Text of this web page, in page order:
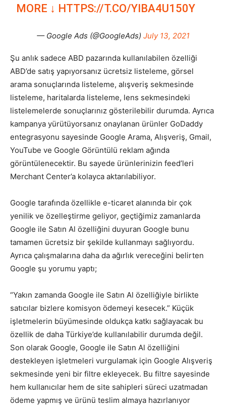
MORE ↓ HTTPS://T.CO/YIBA4U150Y
— Google Ads (@GoogleAds) July 13, 2021
Şu anlık sadece ABD pazarında kullanılabilen özelliği
ABD’de satış yapıyorsanız ücretsiz listeleme, görsel
arama sonuçlarında listeleme, alışveriş sekmesinde
listeleme, haritalarda listeleme, lens sekmesindeki
listelemelerde sonuçlarınız gösterilebilir durumda. Ayrıca
kampanya yürütüyorsanız onaylanan ürünler GoDaddy
entegrasyonu sayesinde Google Arama, Alışveriş, Gmail,
YouTube ve Google Görüntülü reklam ağında
görüntülenecektir. Bu sayede ürünlerinizin feed’leri
Merchant Center’a kolayca aktarılabiliyor.
Google tarafında özellikle e-ticaret alanında bir çok
yenilik ve özelleştirme geliyor, geçtiğimiz zamanlarda
Google ile Satın Al özelliğini duyuran Google bunu
tamamen ücretsiz bir şekilde kullanmayı sağlıyordu.
Ayrıca çalışmalarına daha da ağırlık vereceğini belirten
Google şu yorumu yaptı;
“Yakın zamanda Google ile Satın Al özelliğiyle birlikte
satıcılar bizlere komisyon ödemeyi kesecek.” Küçük
işletmelerin büyümesinde oldukça katkı sağlayacak bu
özellik de daha Türkiye’de kullanılabilir durumda değil.
Son olarak Google, Google ile Satın Al özelliğini
destekleyen işletmeleri vurgulamak için Google Alışveriş
sekmesinde yeni bir filtre ekleyecek. Bu filtre sayesinde
hem kullanıcılar hem de site sahipleri süreci uzatmadan
ödeme yapmış ve ürünü teslim almaya hazırlanıyor